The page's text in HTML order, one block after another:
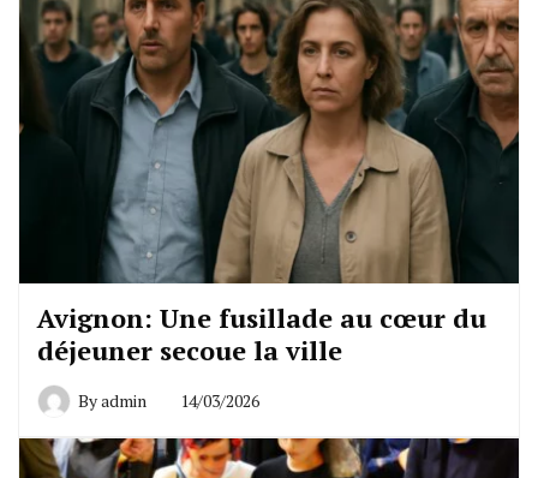
Avignon: Une fusillade au cœur du
déjeuner secoue la ville
Byadmin 14/03/2026